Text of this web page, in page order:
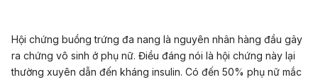
Hội chứng buồng trứng đa nang là nguyên nhân hàng đầu gây
ra chứng vô sinh ở phụ nữ. Điều đáng nói là hội chứng này lại
thường xuyên dẫn đến kháng insulin. Có đến 50% phụ nữ mắc